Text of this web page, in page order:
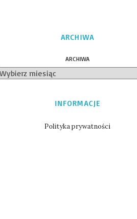
ARCHIWA
ARCHIWA
INFORMACJE
Polityka prywatności